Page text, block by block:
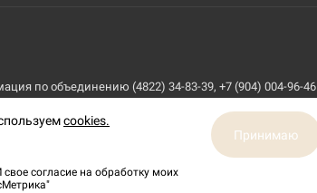
по объединению (4822) 34-83-39, +7 (904) 004-96-46
cookies.
согласие на обработку моих
Принимаю